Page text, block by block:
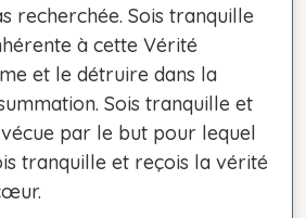
recherchée. Sois tranquille
à cette Vérité
et le détruire dans la
Sois tranquille et
par le but pour lequel
tranquille et reçois la vérité